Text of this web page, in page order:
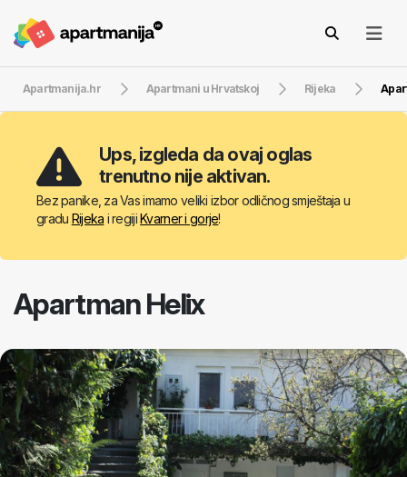
Apartmanija.hr Apartmani u Hrvatskoj Rijeka
Ups, izgleda da ovaj oglas
trenutno nije aktivan.
Bez panike, za Vas imamo veliki izbor odličnog smještaja u
gradu Rijeka i regijiKvarner i gorje!
Apartman Helix